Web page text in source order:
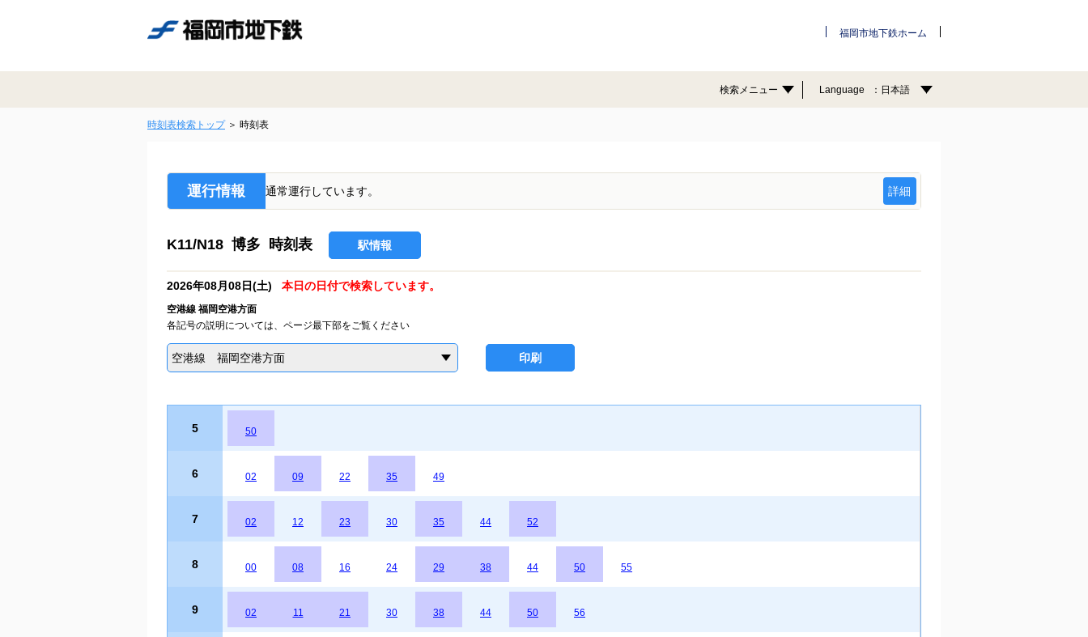
福岡市地下鉄ホーム
検索メニュー Language 日本語
時刻表検索トップ 時刻表
運行情報 通常運行しています。 詳細
K11/N18 博多 時刻表 駅情報
2026年08月08日(土) 本日の日付で検索しています。
空港線 福岡空港方面
各記号の説明については、ページ最下部をご覧ください
空港線 福岡空港方面 印刷
5 50
6 02 09 22 35 49
7 02 12 23 30 35 44 52
8 00 08 16 24 29 38 44 50 55
9 02 11 21 30 38 44 50 56